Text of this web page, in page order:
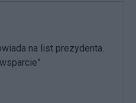
na list prezydenta.